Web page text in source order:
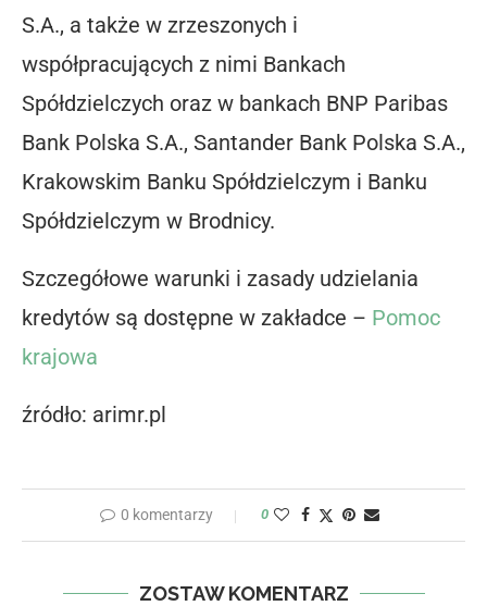
S.A., a także w zrzeszonych i
współpracujących z nimi Bankach
Spółdzielczych oraz w bankach BNP Paribas
Bank Polska S.A., Santander Bank Polska S.A.,
Krakowskim Banku Spółdzielczym i Banku
Spółdzielczym w Brodnicy.
Szczegółowe warunki i zasady udzielania
kredytów są dostępne w zakładce – Pomoc
krajowa
źródło: arimr.pl
0 komentarzy 0
ZOSTAW KOMENTARZ